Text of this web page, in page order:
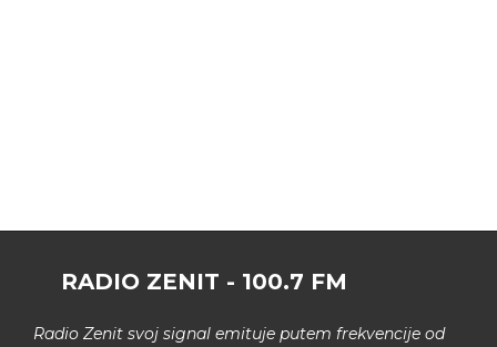
RADIO ZENIT - 100.7 FM
Radio Zenit svoj signal emituje putem frekvencije od